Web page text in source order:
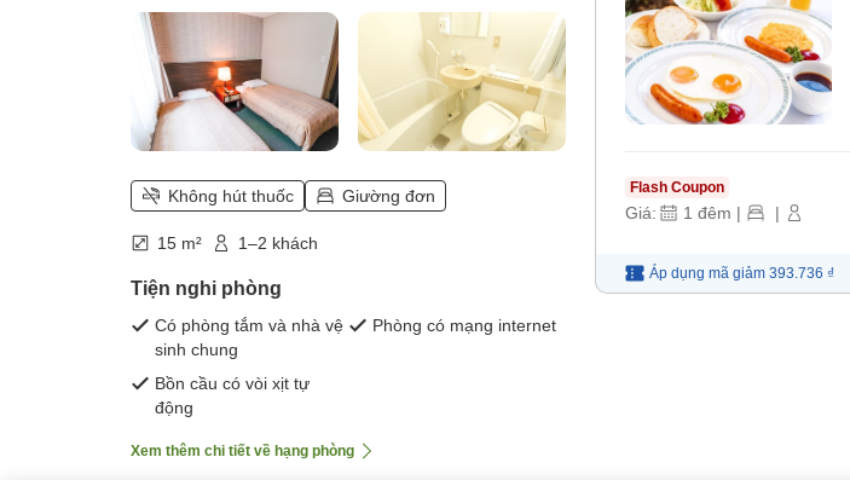
Không hút thuốc Giường đơn
15 m² 1–2 khách
Tiện nghi phòng
Có phòng tắm và nhà vệ
sinh chung
Phòng có mạng internet
Bồn cầu có vòi xịt tự
động
Xem thêm chi tiết về hạng phòng
Flash Coupon
Giá: 1 đêm | |
Áp dụng mã giảm 393.736 ₫